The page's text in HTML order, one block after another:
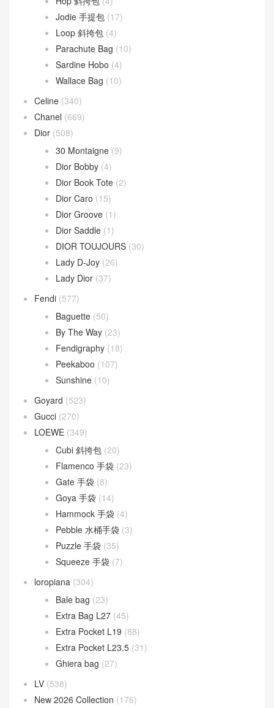
Jodie 手提包 (17)
Loop 斜挎包 (4)
Parachute Bag (10)
Sardine Hobo (4)
Wallace Bag (10)
Celine (340)
Chanel (669)
Dior (508)
30 Montaigne (9)
Dior Bobby (4)
Dior Book Tote (2)
Dior Caro (15)
Dior Groove (1)
Dior Saddle (1)
DIOR TOUJOURS (30)
Lady D-Joy (26)
Lady Dior (37)
Fendi (577)
Baguette (50)
By The Way (23)
Fendigraphy (18)
Peekaboo (107)
Sunshine (10)
Goyard (523)
Gucci (270)
LOEWE (349)
Cubi 斜挎包 (20)
Flamenco 手袋 (23)
Gate 手袋 (8)
Goya 手袋 (14)
Hammock 手袋 (4)
Pebble 水桶手袋 (3)
Puzzle 手袋 (35)
Squeeze 手袋 (7)
loropiana (304)
Bale bag (23)
Extra Bag L27 (45)
Extra Pocket L19 (88)
Extra Pocket L23.5 (31)
Ghiera bag (27)
LV (538)
New 2026 Collection (176)